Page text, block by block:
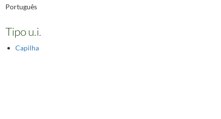
Português
Tipo u.i.
Capilha